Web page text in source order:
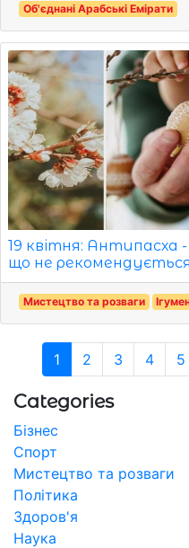
Об'єднані Арабські Емірати
19 квітня: Антипасха
що не
Мистецтво та розваги
1 2 3 4 5
Categories
Бізнес
Спорт
Мистецтво та розваги
Політика
Здоров'я
Наука